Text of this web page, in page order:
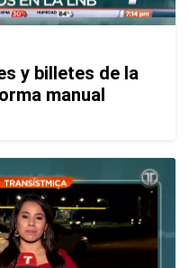
y billetes de la
manual